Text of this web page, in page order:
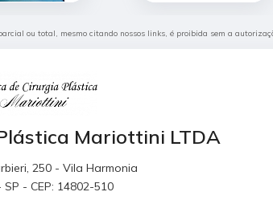
ou total, mesmo citando nossos links, é proibida sem a
Mariottini LTDA
250 - Vila Harmonia
- CEP: 14802-510